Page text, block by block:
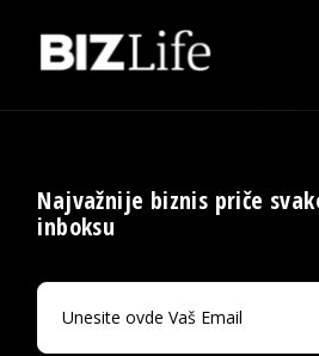
Najvažnije biznis priče
inboksu